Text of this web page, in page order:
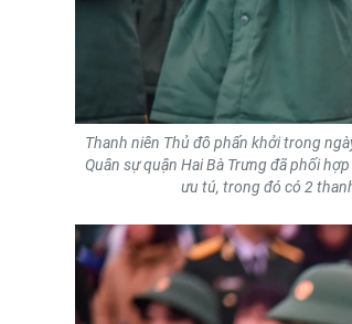
Thanh niên Thủ đô phấn khởi trong
Quân sự quận Hai Bà Trưng đã phối
ưu tú, trong đó có 2